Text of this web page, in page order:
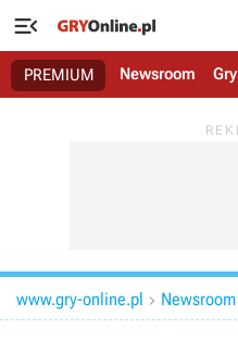

PREMIUM Newsroom Gry
www.gry-online.pl  Newsroom